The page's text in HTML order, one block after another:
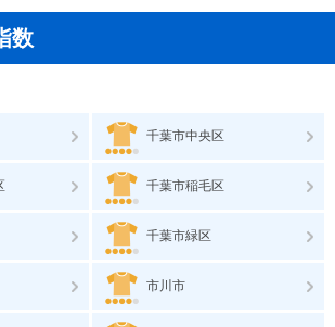
数
千葉市中央区
千葉市稲毛区
千葉市緑区
市川市